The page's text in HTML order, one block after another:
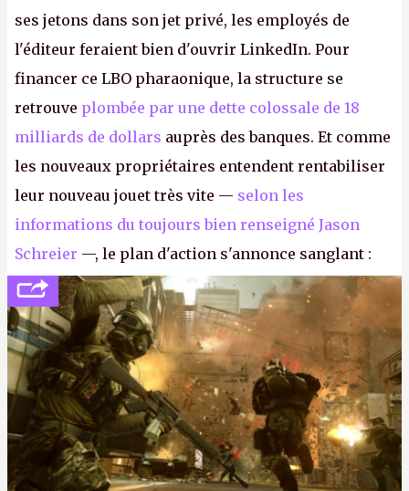
ses jetons dans son jet privé, les employés de
l'éditeur feraient bien d'ouvrir LinkedIn. Pour
financer ce LBO pharaonique, la structure se
retrouve plombée par une dette colossale de 18
milliards de dollars auprès des banques. Et comme
les nouveaux propriétaires entendent rentabiliser
leur nouveau jouet très vite — selon les
informations du toujours bien renseigné Jason
Schreier —, le plan d'action s'annonce sanglant :
réductions de coûts drastiques, fermetures de
studios et licenciements massifs. En gros, essorer
FCetBattlefield, puis virer le reste. P.